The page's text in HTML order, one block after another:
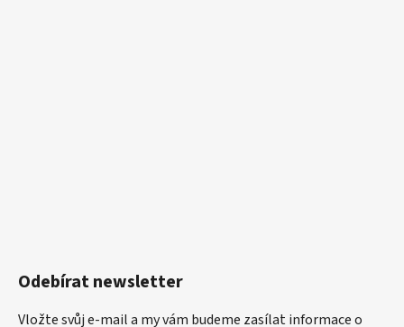
Odebírat newsletter
Vložte svůj e-mail a my vám budeme zasílat informace o